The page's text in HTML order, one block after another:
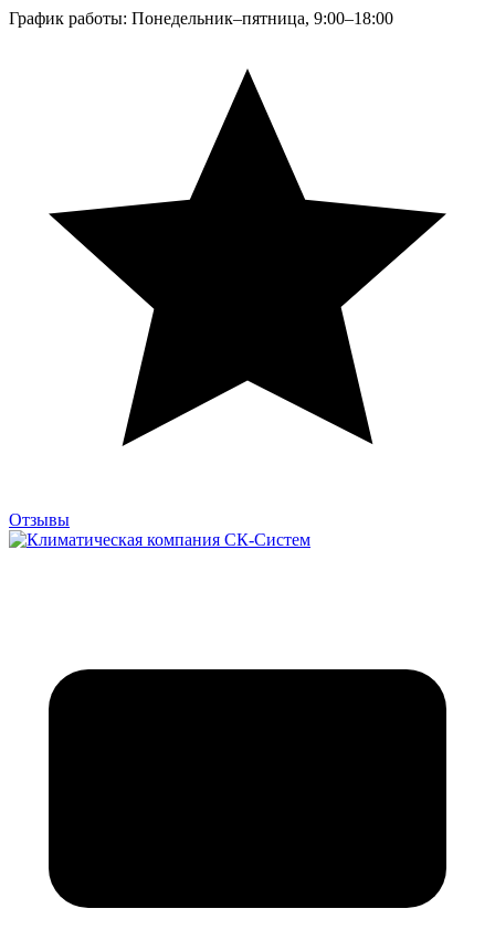
График работы: Понедельник–пятница, 9:00–18:00
Отзывы